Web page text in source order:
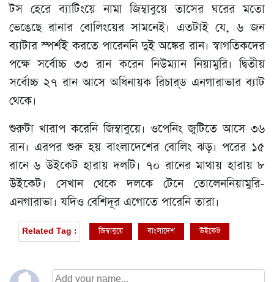
টস হেরে ব্যাটিংয়ে নামা জিম্বাবুয়ে তাসের ঘরের মতো
ভেঙেছে রানার বোলিংয়ের সামনেই। এতটাই যে, ৬ জন
ব্যাটার স্পর্শই করতে পারেননি দুই অঙ্কের রান। স্বাগতিকদের
পক্ষে সর্বোচ্চ ৩৩ রান করেন নিউম্যান নিয়ামুরি। দ্বিতীয়
সর্বোচ্চ ২৭ রান আসে অধিনায়ক রিচার‌্ড এনগারাভার ব্যাট
থেকে।
শুরুটা খারাপ করেনি জিম্বাবুয়ে। ওপেনিং জুটিতে আসে ৩৬
রান। এরপর শুরু হয় বাংলাদেশের বোলিং ঝড়। পরের ১৫
রানে ৬ উইকেট হারায় দলটি। ৭০ রানের মাথায় হারায় ৮
উইকেট। সেখান থেকে দলকে টেনে তোলেননিয়ামুরি-
এনগারাভা। যদিও বেশিদূর এগোতে পারেনি তারা।
Related Tag : জিম্বাবুয়ে বাংলাদেশ উইকেট